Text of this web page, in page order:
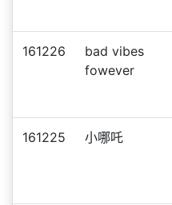
161226
bad vibes
fowever
161225 小哪吒